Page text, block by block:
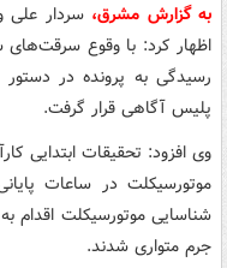
به گزارش مشرق، سردار علی
اظهار کرد: با وقوع سرقت‌های
رسیدگی به پرونده در دستور
پلیس آگاهی قرار گرفت.
وی افزود: تحقیقات ابتدایی
موتورسیکلت در ساعات
شناسایی موتورسیکلت اقدام
جرم متواری شدند.